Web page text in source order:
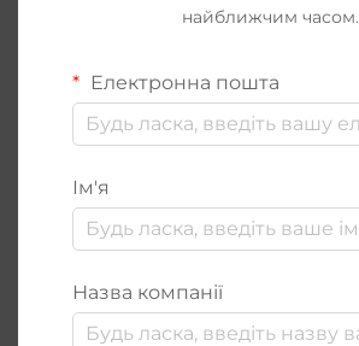
найближчим часом.
Електронна пошта
Ім'я
Назва компанії